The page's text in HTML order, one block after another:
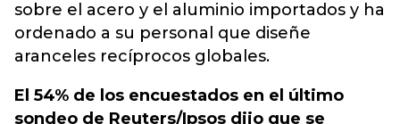
sobre el acero y el aluminio importados y ha
ordenado a su personal que diseñe
aranceles recíprocos globales.
El 54% de los encuestados en el último
sondeo de Reuters/Ipsos dijo que se